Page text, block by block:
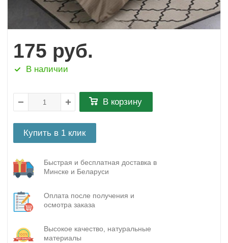
175 руб.
В наличии
В корзину
Купить в 1 клик
Быстрая и бесплатная доставка в
Минске и Беларуси
Оплата после получения и
осмотра заказа
Высокое качество, натуральные
материалы